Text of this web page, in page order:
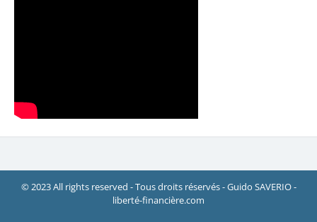
© 2023 All rights reserved - Tous droits réservés - Guido SAVERIO -
liberté-financière.com